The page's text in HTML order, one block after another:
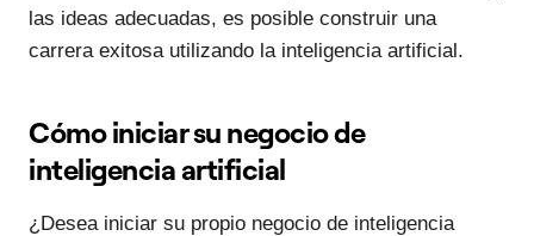
las ideas adecuadas, es posible construir una
carrera exitosa utilizando la inteligencia artificial.
Cómo iniciar su negocio de
inteligencia artificial
¿Desea iniciar su propio negocio de inteligencia